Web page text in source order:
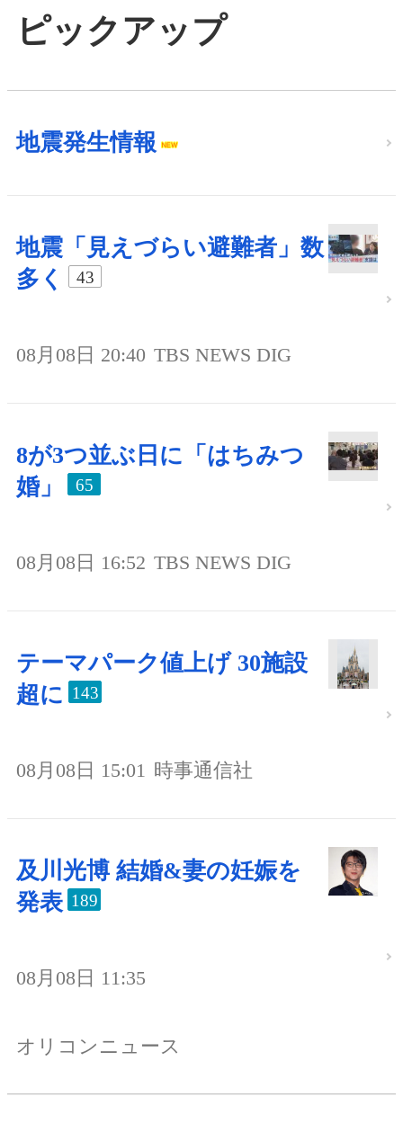
ピックアップ
地震発生情報
地震「見えづらい避難者」数
多く
43
08月08日 20:40 TBS NEWS DIG
8が3つ並ぶ日に「はちみつ
婚」
65
08月08日 16:52 TBS NEWS DIG
テーマパーク値上げ 30施設
超に 143
08月08日 15:01 時事通信社
及川光博 結婚&妻の妊娠を
発表 189
08月08日 11:35
オリコンニュース